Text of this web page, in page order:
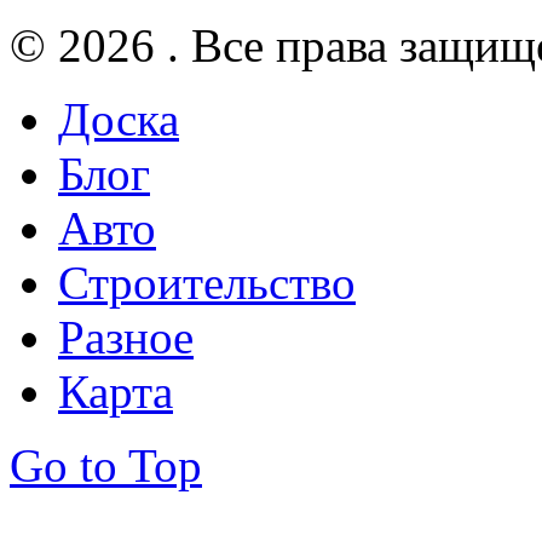
© 2026 . Все права
Доска
Блог
Авто
Строительство
Разное
Карта
Go to Top